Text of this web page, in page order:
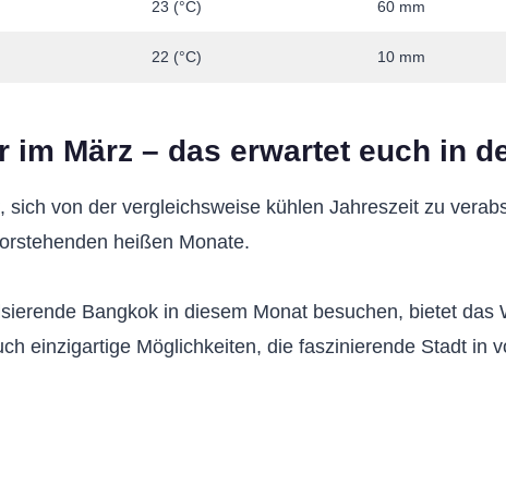
23 (°C) 60 mm
22 (°C) 10 mm
im März – das erwartet euch in
sich von der vergleichsweise kühlen Jahreszeit zu
heißen Monate.
Bangkok in diesem Monat besuchen, bietet das
einzigartige Möglichkeiten, die faszinierende Stadt in